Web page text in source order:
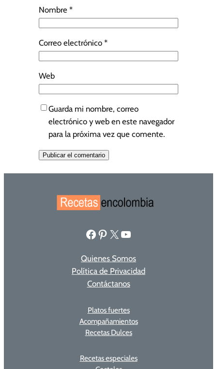
Nombre *
Correo electrónico *
Web
Guarda mi nombre, correo
electrónico y web en este navegador
para la próxima vez que comente.
Facebook Pinterest X YouTube
Quienes Somos
Política de Privacidad
Contáctanos
Platos fuertes
Acompañamientos
Recetas Dulces
Recetas especiales